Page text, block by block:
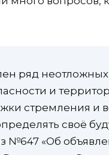
ряд
и
стремления и
своё
№647 «Об